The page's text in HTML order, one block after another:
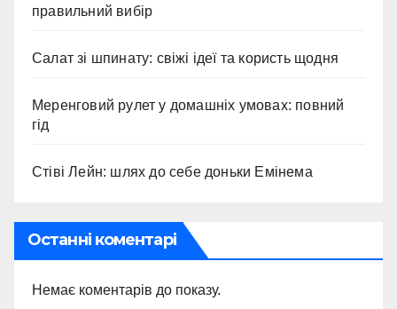
правильний вибір
Салат зі шпинату: свіжі ідеї та користь щодня
Меренговий рулет у домашніх умовах: повний
гід
Стіві Лейн: шлях до себе доньки Емінема
Останні коментарі
Немає коментарів до показу.